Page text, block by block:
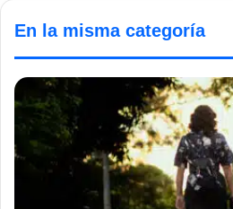
En la misma categoría